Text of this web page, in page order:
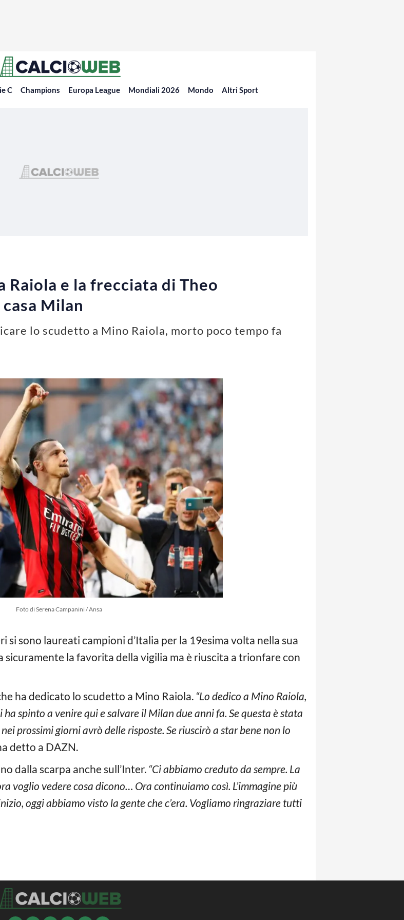
C Champions Europa League Mondiali 2026 Mondo Altri Sport
Raiola e la frecciata di Theo
Milan
lo scudetto a Mino Raiola, morto poco tempo fa
Foto di Serena Campanini / Ansa
si sono laureati campioni d’Italia per la 19esima volta nella sua
sicuramente la favorita della vigilia ma è riuscita a trionfare con
ha dedicato lo scudetto a Mino Raiola. “Lo dedico a Mino Raiola,
spinto a venire qui e salvare il Milan due anni fa. Se questa è stata
prossimi giorni avrò delle risposte. Se riuscirò a star bene non lo
detto a DAZN.
dalla scarpa anche sull’Inter. “Ci abbiamo creduto da sempre. La
voglio vedere cosa dicono… Ora continuiamo così. L’immagine più
oggi abbiamo visto la gente che c’era. Vogliamo ringraziare tutti